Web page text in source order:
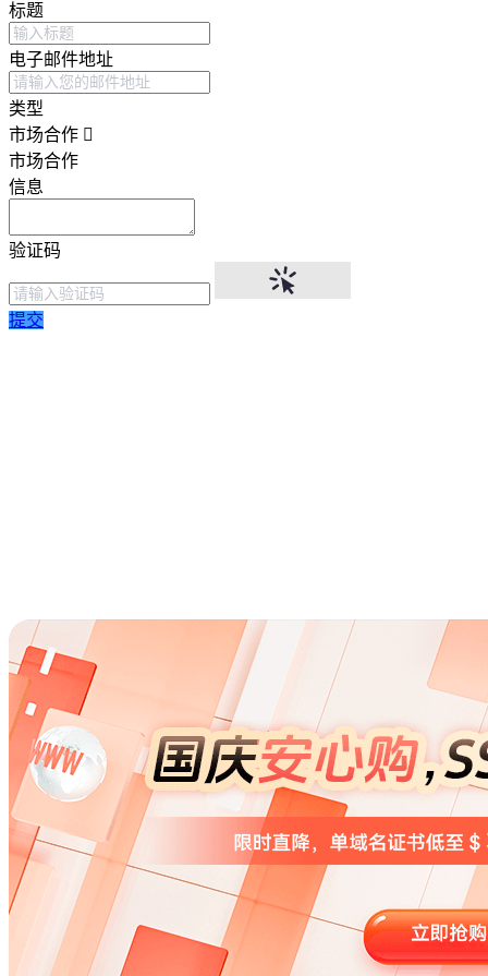
标题
电子邮件地址
类型
市场合作
市场合作
信息
验证码
提交